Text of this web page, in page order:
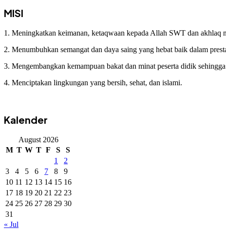
MISI
1. Meningkatkan keimanan, ketaqwaan kepada Allah SWT dan akhlaq
2. Menumbuhkan semangat dan daya saing yang hebat baik dalam
3. Mengembangkan kemampuan bakat dan minat peserta didik
4. Menciptakan lingkungan yang bersih, sehat, dan islami.
Kalender
August 2026
M T W T F S
S
1
2
3
4 5 6 7 8
9
10 11 12 13 14 15 16
17 18 19 20 21 22 23
24 25 26 27 28 29 30
31
« Jul